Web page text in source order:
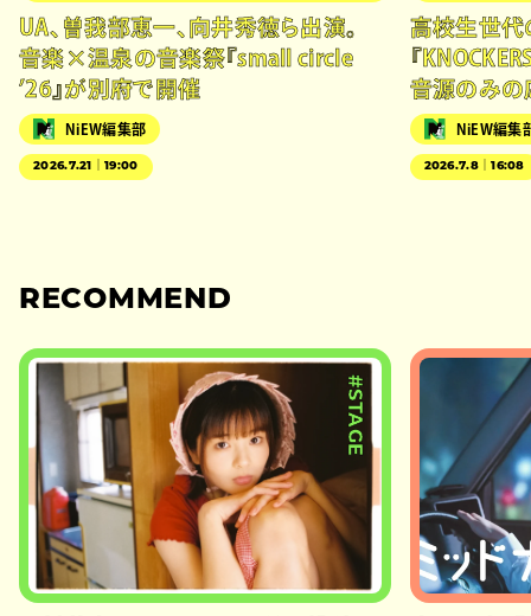
UA、曽我部恵一、向井秀徳ら出演。
音楽×温泉の音楽祭『small circle
’26』が別府で開催
NiEW編集部
2026.7.21｜19:00
高校生世代
『
音源のみの
NiEW編集
2026.7.8｜16:08
RECOMMEND
#STAGE